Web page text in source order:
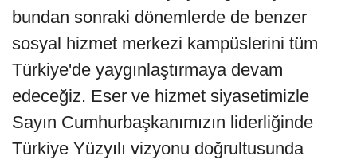
bundan sonraki dönemlerde de benzer
sosyal hizmet merkezi kampüslerini tüm
Türkiye'de yaygınlaştırmaya devam
edeceğiz. Eser ve hizmet siyasetimizle
Sayın Cumhurbaşkanımızın liderliğinde
Türkiye Yüzyılı vizyonu doğrultusunda